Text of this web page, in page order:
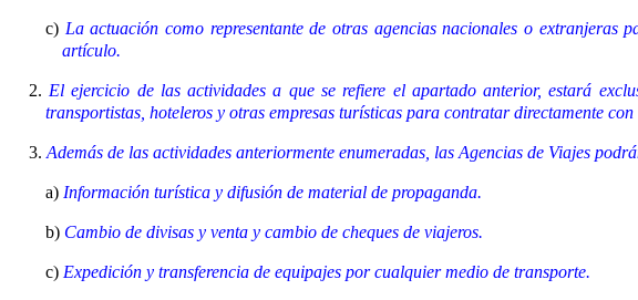
c) La actuación como representante de otras agencias nacionales o
artículo.
2. El ejercicio de las actividades a que se refiere el apartado anterior, estará
transportistas, hoteleros y otras empresas turísticas para contratar directamente
3. Además de las actividades anteriormente enumeradas, las Agencias de Viajes
a) Información turística y difusión de material de propaganda.
b) Cambio de divisas y venta y cambio de cheques de viajeros.
c) Expedición y transferencia de equipajes por cualquier medio de transporte.